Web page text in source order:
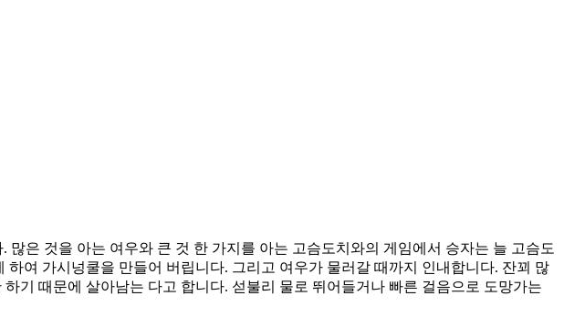
은 것을 아는 여우와 큰 것 한 가지를 아는 고슴도치와의 게임에서 승자는 늘 고슴도
여 가시넝쿨을 만들어 버립니다. 그리고 여우가 물러갈 때까지 인내합니다. 잔꾀 많
기 때문에 살아남는 다고 합니다. 섣불리 물로 뛰어들거나 빠른 걸음으로 도망가는